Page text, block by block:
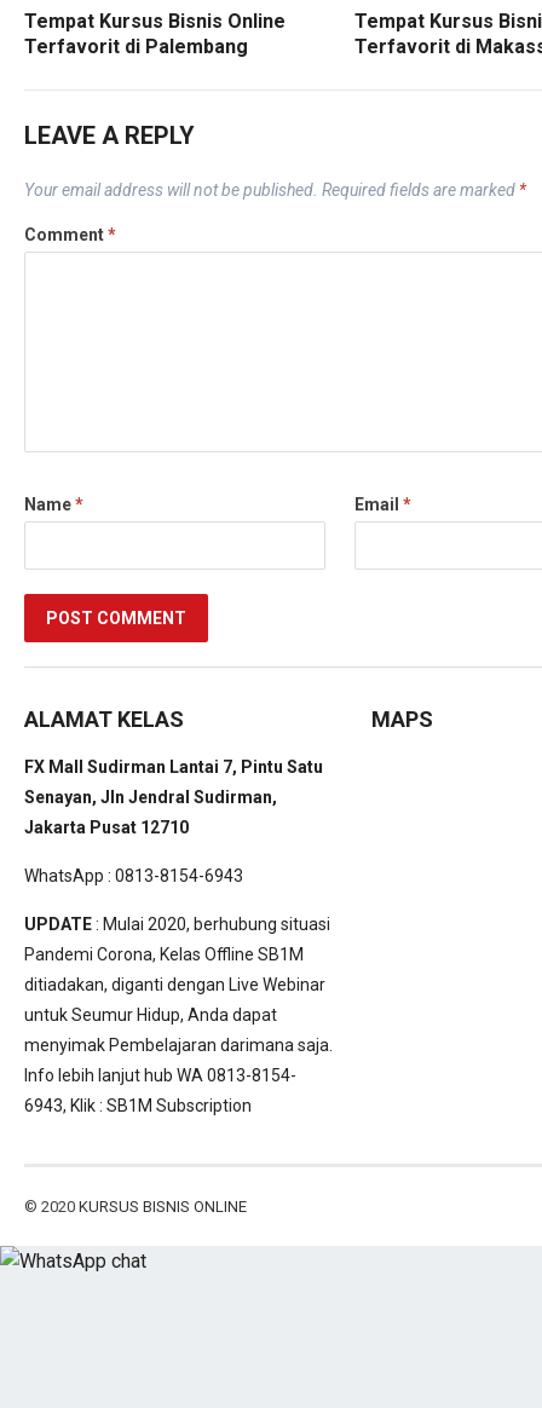
Tempat Kursus Bisnis Online
Terfavorit di Palembang
Tempat Kursus
Terfavorit di
LEAVE A REPLY
Your email address will not be published. Required fields are marked *
Comment*
Name* Email *
ALAMAT KELAS
FX Mall Sudirman Lantai 7, Pintu Satu
Senayan, Jln Jendral Sudirman,
Jakarta Pusat 12710
WhatsApp : 0813-8154-6943
UPDATE: Mulai 2020, berhubung situasi
Pandemi Corona, Kelas Offline SB1M
ditiadakan, diganti dengan Live Webinar
untuk Seumur Hidup, Anda dapat
menyimak Pembelajaran darimana saja.
Info lebih lanjut hub WA 0813-8154-
6943, Klik : SB1M Subscription
MAPS
© 2020 KURSUS BISNIS ONLINE